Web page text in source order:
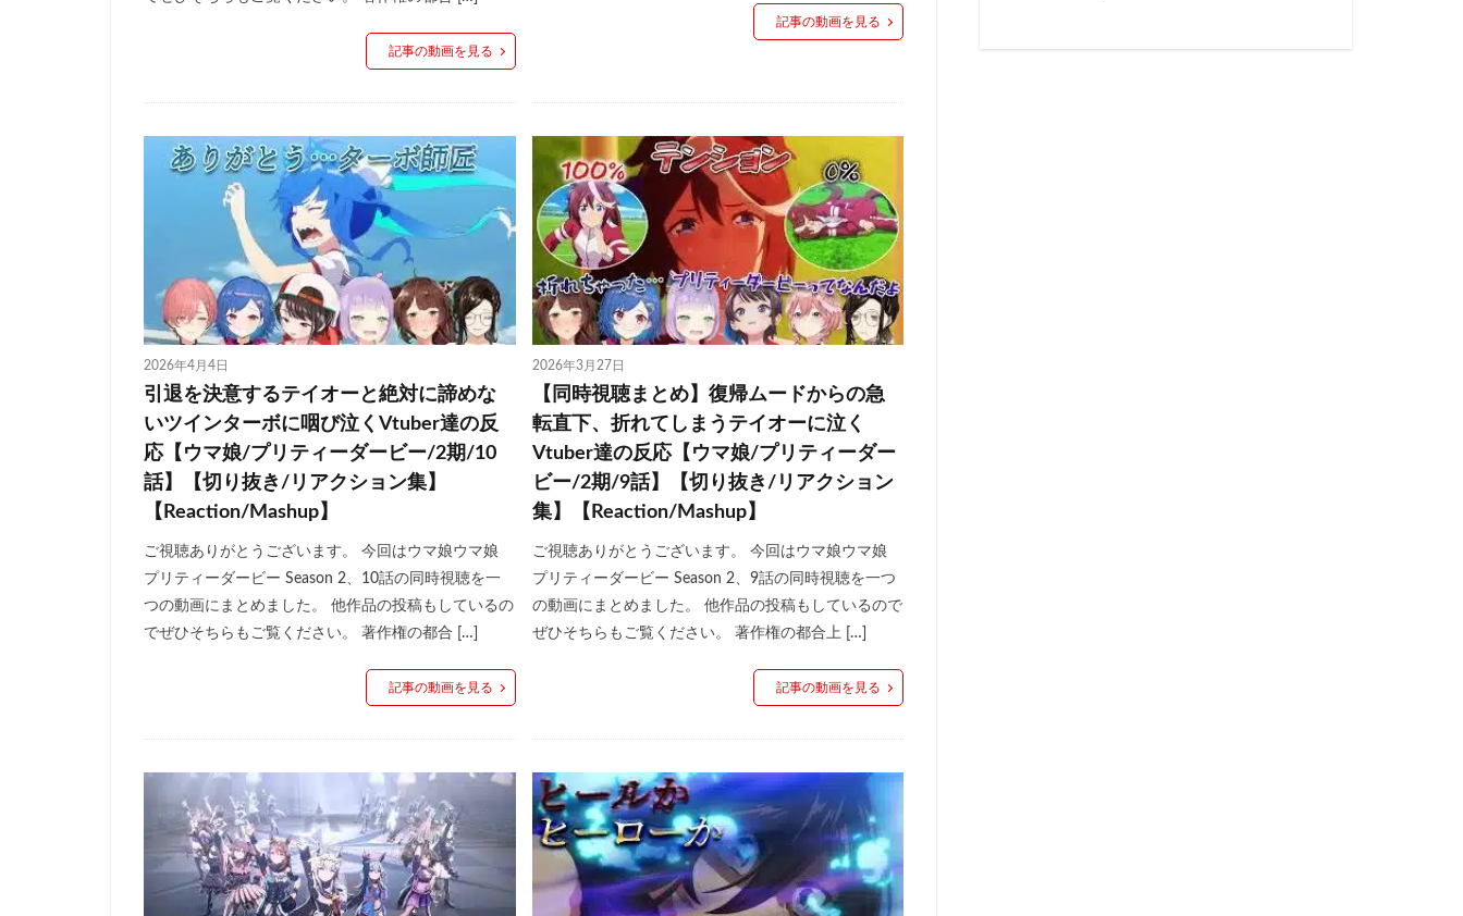
記事の動画を見る
記事の動画を見る
2026年4月4日
引退を決意するテイオーと絶対に諦めな
いツインターボに咽び泣くVtuber達の反
応【ウマ娘/プリティーダービー/2期/10
話】【切り抜き/リアクション集】
【Reaction/Mashup】
ご視聴ありがとうございます。 今回はウマ娘ウマ娘
プリティーダービー Season 2、10話の同時視聴を一
つの動画にまとめました。 他作品の投稿もしているの
でぜひそちらもご覧ください。 著作権の都合 […]
記事の動画を見る
2026年3月27日
【同時視聴まとめ】復帰ムードからの急
転直下、折れてしまうテイオーに泣く
Vtuber達の反応【ウマ娘/プリティーダー
ビー/2期/9話】【切り抜き/リアクション
集】【Reaction/Mashup】
ご視聴ありがとうございます。 今回はウマ娘ウマ娘
プリティーダービー Season 2、9話の同時視聴を一つ
の動画にまとめました。 他作品の投稿もしているので
ぜひそちらもご覧ください。 著作権の都合上 […]
記事の動画を見る